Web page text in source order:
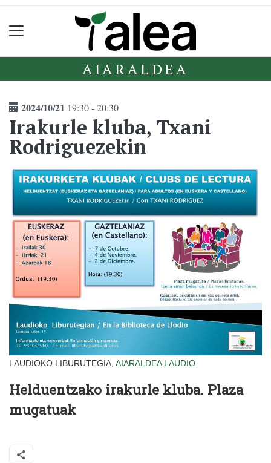
AIARALDEA
2024/10/21 19:30 - 20:30
Irakurle kluba, Txani
Rodriguezekin
LAUDIOKO LIBURUTEGIA, AIARALDEA LAUDIO
Helduentzako irakurle kluba. Plaza
mugatuak